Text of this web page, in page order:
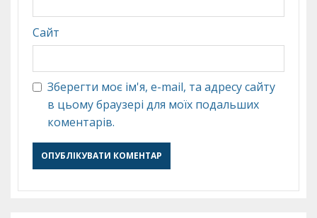
Сайт
Зберегти моє ім'я, e-mail, та адресу сайту
в цьому браузері для моїх подальших
коментарів.